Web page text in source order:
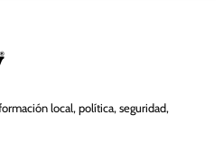
local, política, seguridad,